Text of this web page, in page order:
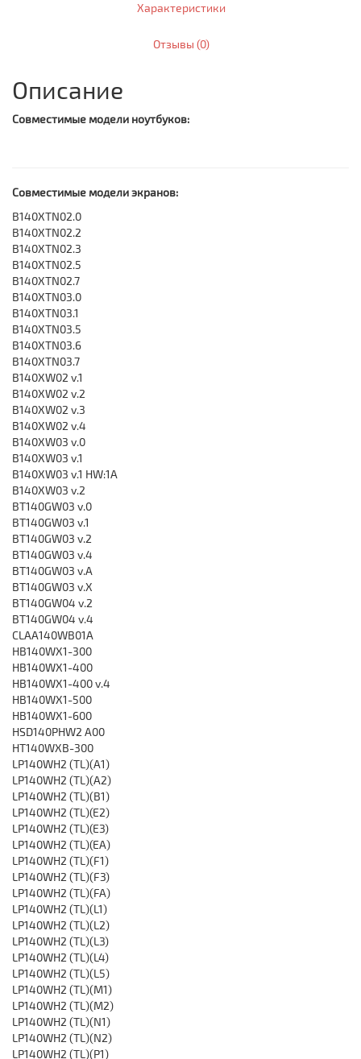
Характеристики
Отзывы (0)
Описание
Совместимые модели ноутбуков:
Совместимые модели экранов:
B140XTN02.0
B140XTN02.2
B140XTN02.3
B140XTN02.5
B140XTN02.7
B140XTN03.0
B140XTN03.1
B140XTN03.5
B140XTN03.6
B140XTN03.7
B140XW02 v.1
B140XW02 v.2
B140XW02 v.3
B140XW02 v.4
B140XW03 v.0
B140XW03 v.1
B140XW03 v.1 HW:1A
B140XW03 v.2
BT140GW03 v.0
BT140GW03 v.1
BT140GW03 v.2
BT140GW03 v.4
BT140GW03 v.A
BT140GW03 v.X
BT140GW04 v.2
BT140GW04 v.4
CLAA140WB01A
HB140WX1-300
HB140WX1-400
HB140WX1-400 v.4
HB140WX1-500
HB140WX1-600
HSD140PHW2 A00
HT140WXB-300
LP140WH2 (TL)(A1)
LP140WH2 (TL)(A2)
LP140WH2 (TL)(B1)
LP140WH2 (TL)(E2)
LP140WH2 (TL)(E3)
LP140WH2 (TL)(EA)
LP140WH2 (TL)(F1)
LP140WH2 (TL)(F3)
LP140WH2 (TL)(FA)
LP140WH2 (TL)(L1)
LP140WH2 (TL)(L2)
LP140WH2 (TL)(L3)
LP140WH2 (TL)(L4)
LP140WH2 (TL)(L5)
LP140WH2 (TL)(M1)
LP140WH2 (TL)(M2)
LP140WH2 (TL)(N1)
LP140WH2 (TL)(N2)
LP140WH2 (TL)(P1)